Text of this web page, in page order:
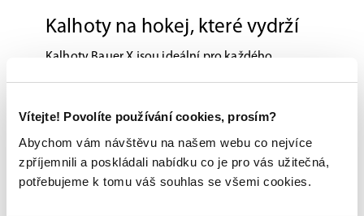
Vítejte! Povolíte používání cookies, prosím?
Abychom vám návštěvu na našem webu co nejvíce
zpříjemnili a poskládali nabídku co je pro vás užitečná,
potřebujeme k tomu váš souhlas se všemi cookies.
Kalhoty na hokej, které vydrží
Kalhoty Bauer X jsou ideální pro každého
vzhled inspirovaný profesionály udělá radost
každému hráči, který i když hraje pro zábavu, tak
mu vždy záleží na kvalitních výkonech a nechybí
mu touha vyhrát.